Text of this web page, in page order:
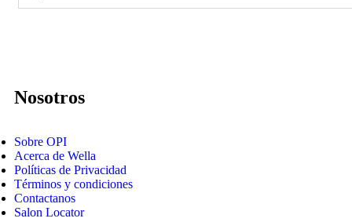
Nosotros
Sobre OPI
Acerca de Wella
Políticas de Privacidad
Términos y condiciones
Contactanos
Salon Locator